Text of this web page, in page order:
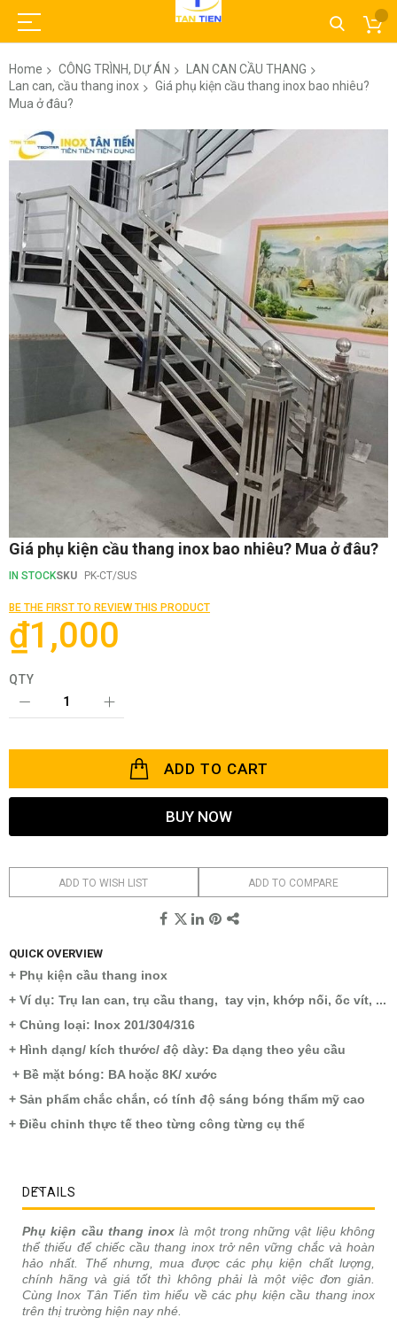
Home CÔNG TRÌNH, DỰ ÁN
LAN CAN CẦU THANG
Lan can, cầu thang inox
Giá phụ kiện cầu thang inox bao nhiêu?
Mua ở đâu?
Skip
to
of
images
gallery
Skip
to
the
of
the
images
gallery
Giá phụ kiện cầu thang inox bao nhiêu? Mua ở đâu?
IN STOCKSKU PK-CT/SUS
BE THE FIRST TO REVIEW THIS PRODUCT
₫1,000
QTY
ADD TO CART
BUY NOW
ADD TO WISH LIST ADD TO COMPARE
QUICK OVERVIEW
+ Phụ kiện cầu thang inox
+ Ví dụ: Trụ lan can, trụ cầu thang, tay vịn, khớp nối, ốc vít, ...
+ Chủng loại: Inox 201/304/316
+ Hình dạng/ kích thước/ độ dày: Đa dạng theo yêu cầu
+ Bề mặt bóng: BA hoặc 8K/ xước
+ Sản phẩm chắc chắn, có tính độ sáng bóng thẩm mỹ cao
+ Điều chỉnh thực tế theo từng công từng cụ thể
DETAILS
Phụ kiện cầu thang inox là một trong những vật liệu không
thể thiếu để chiếc cầu thang inox trở nên vững chắc và hoàn
hảo nhất. Thế nhưng, mua được các phụ kiện chất lượng,
chính hãng và giá tốt thì không phải là một việc đơn giản.
Cùng Inox Tân Tiến tìm hiểu về các phụ kiện cầu thang inox
trên thị trường hiện nay nhé.